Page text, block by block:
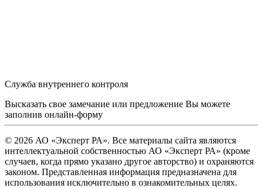
Служба внутреннего контроля
Высказать свое замечание или предложение Вы можете
заполнив онлайн-форму
© 2026 АО «Эксперт РА». Все материалы сайта являются
интеллектуальной собственностью АО «Эксперт РА» (кроме
случаев, когда прямо указано другое авторство) и охраняются
законом. Представленная информация предназначена для
использования исключительно в ознакомительных целях.